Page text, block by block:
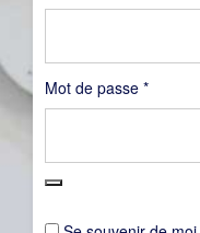
Mot de passe *